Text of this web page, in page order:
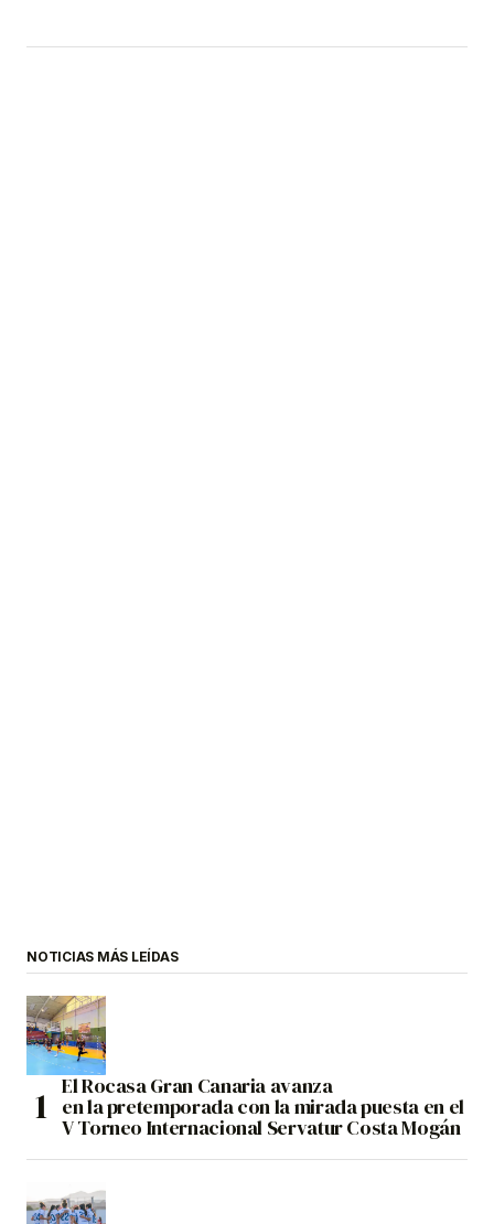
NOTICIAS MÁS LEÍDAS
El Rocasa Gran Canaria avanza
en la pretemporada con la mirada puesta en el
V Torneo Internacional Servatur Costa Mogán